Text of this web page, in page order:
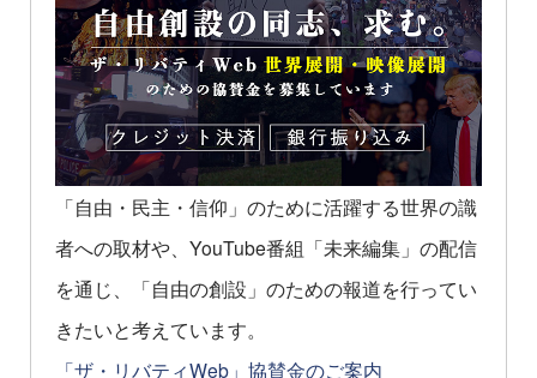
「自由・民主・信仰」のために活躍する世界の識
者への取材や、YouTube番組「未来編集」の配信
を通じ、「自由の創設」のための報道を行ってい
きたいと考えています。
「ザ・リバティWeb」協賛金のご案内